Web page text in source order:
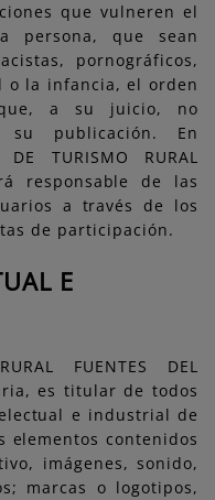
que vulneren el
persona, que sean
pornográficos,
o la infancia, el orden
a su juicio, no
su publicación. En
TURISMO RURAL
responsable de las
a través de los
de participación.
E
FUENTES DEL
es titular de todos
e industrial de
elementos contenidos
imágenes, sonido,
marcas o logotipos,